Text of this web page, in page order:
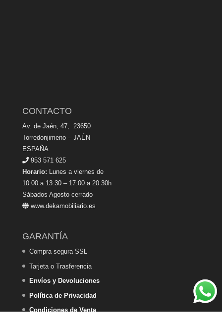
CONTACTO
Av. de Jaén, 47, 23650
Torredonjimeno – JAÉN
ESPAÑA
953 571 625
Horario: Lunes a viernes de
10:00 a 13:30 – 17:00 a 20:30h
Sábados Agosto cerrado
www.dekamobiliario.es
GARANTÍA
Compra segura SSL
Tarjeta o Trasferencia
Envíos y Devoluciones
Política de Privacidad
Condiciones de Venta